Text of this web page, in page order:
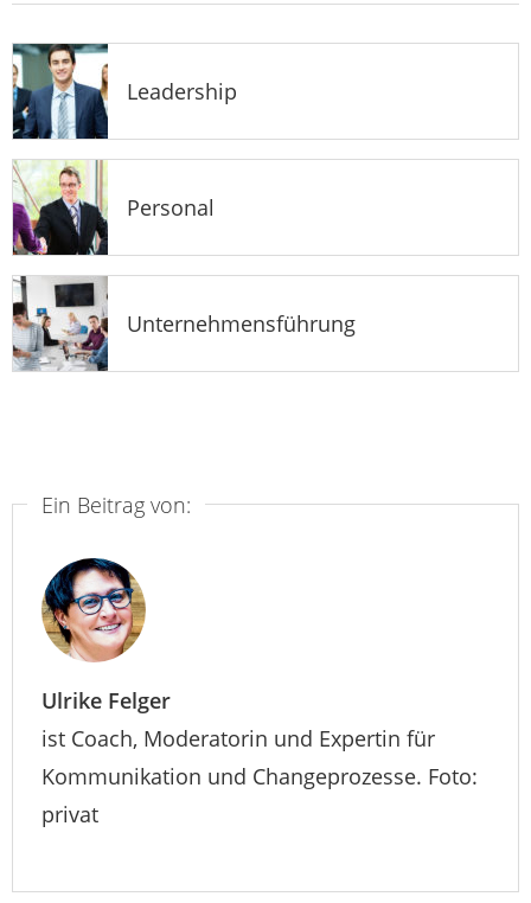
Leadership
Personal
Unternehmensführung
Ein Beitrag von:
Ulrike Felger
ist Coach, Moderatorin und Expertin für
Kommunikation und Changeprozesse. Foto:
privat